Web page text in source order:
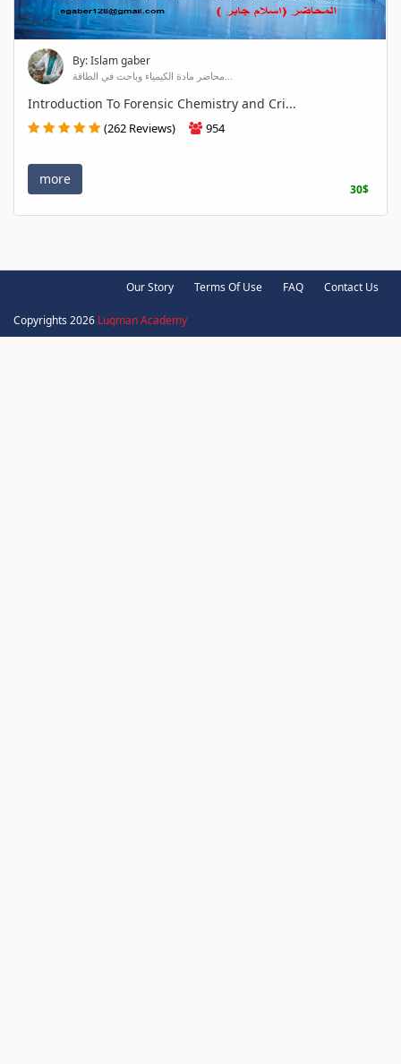
By: Islam gaber
محاضر مادة الكيمياء وباحث في الطاقة...
Introduction To Forensic Chemistry and Cri...
(262 Reviews) 954
more
30$
Our Story Terms Of Use FAQ Contact Us
Copyrights 2026 Luqman Academy